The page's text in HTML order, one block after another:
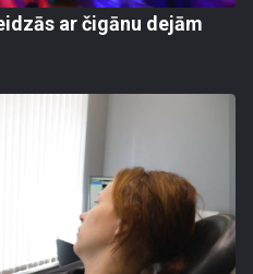
ar čigānu dejām